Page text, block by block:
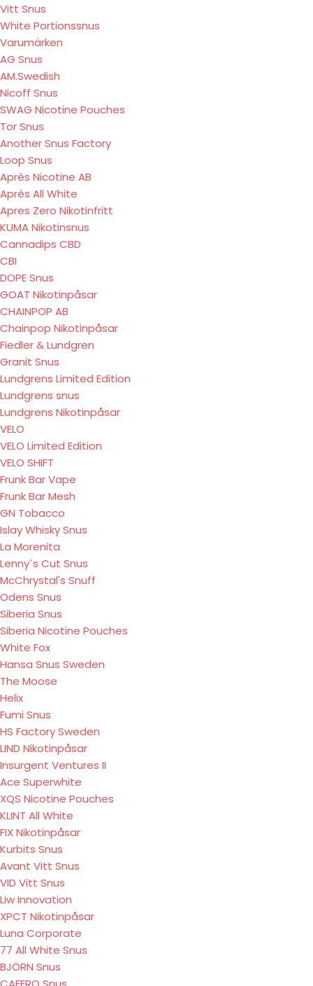
Vitt Snus
White Portionssnus
Varumärken
AG Snus
AM.Swedish
Nicoff Snus
SWAG Nicotine Pouches
Tor Snus
Another Snus Factory
Loop Snus
Après Nicotine AB
Après All White
Apres Zero Nikotinfritt
KUMA Nikotinsnus
Cannadips CBD
CBI
DOPE Snus
GOAT Nikotinpåsar
CHAINPOP AB
Chainpop Nikotinpåsar
Fiedler & Lundgren
Granit Snus
Lundgrens Limited Edition
Lundgrens snus
Lundgrens Nikotinpåsar
VELO
VELO Limited Edition
VELO SHIFT
Frunk Bar Vape
Frunk Bar Mesh
GN Tobacco
Islay Whisky Snus
La Morenita
Lenny´s Cut Snus
McChrystal's Snuff
Odens Snus
Siberia Snus
Siberia Nicotine Pouches
White Fox
Hansa Snus Sweden
The Moose
Helix
Fumi Snus
HS Factory Sweden
LIND Nikotinpåsar
Insurgent Ventures II
Ace Superwhite
XQS Nicotine Pouches
KLINT All White
FIX Nikotinpåsar
Kurbits Snus
Avant Vitt Snus
VID Vitt Snus
Liw Innovation
XPCT Nikotinpåsar
Luna Corporate
77 All White Snus
BJÖRN Snus